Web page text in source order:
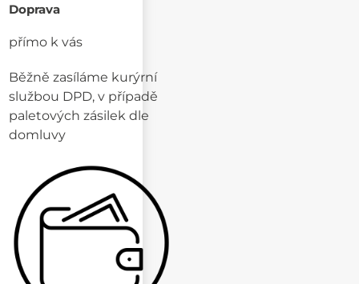
Doprava
přímo k vás
Běžně zasíláme kurýrní
službou DPD, v případě
paletových zásilek dle
domluvy